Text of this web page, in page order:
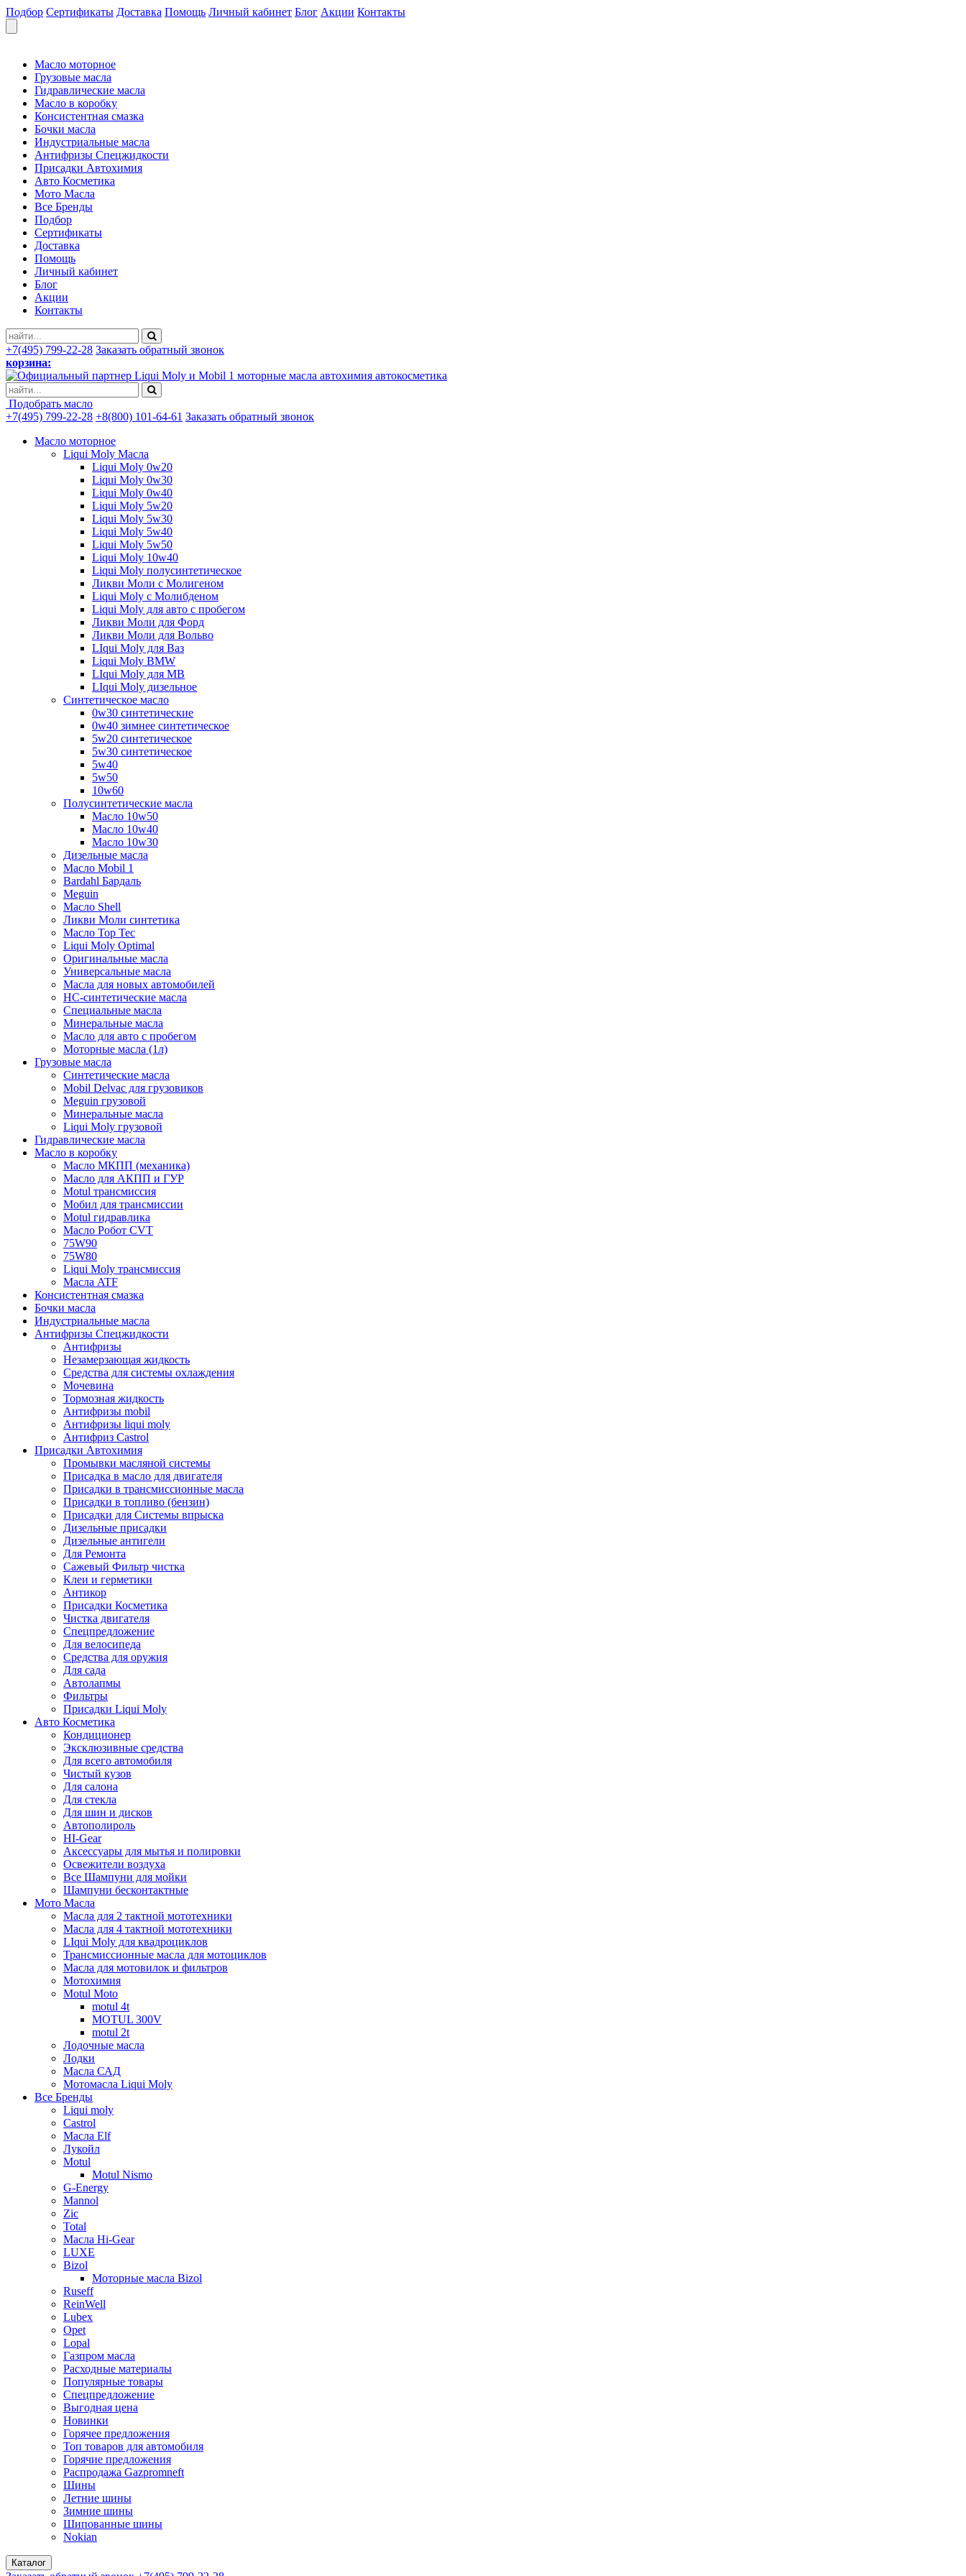
Подбор Сертификаты Доставка Помощь Личный кабинет Блог Акции Контакты
Масло моторное
Грузовые масла
Гидравлические масла
Масло в коробку
Консистентная смазка
Бочки масла
Индустриальные масла
Антифризы Спецжидкости
Присадки Автохимия
Авто Косметика
Мото Масла
Все Бренды
Подбор
Сертификаты
Доставка
Помощь
Личный кабинет
Блог
Акции
Контакты
+7(495) 799-22-28 Заказать обратный звонок
корзина:
моторные масла автохимия автокосметика
Подобрать масло
+7(495) 799-22-28 +8(800) 101-64-61 Заказать обратный звонок
Масло моторное
Liqui Moly Масла
Liqui Moly 0w20
Liqui Moly 0w30
Liqui Moly 0w40
Liqui Moly 5w20
Liqui Moly 5w30
Liqui Moly 5w40
Liqui Moly 5w50
Liqui Moly 10w40
Liqui Moly полусинтетическое
Ликви Моли с Молигеном
Liqui Moly с Молибденом
Liqui Moly для авто с пробегом
Ликви Моли для Форд
Ликви Моли для Вольво
LIqui Moly для Ваз
Liqui Moly BMW
LIqui Moly для MB
LIqui Moly дизельное
Синтетическое масло
0w30 синтетические
0w40 зимнее синтетическое
5w20 синтетическое
5w30 синтетическое
5w40
5w50
10w60
Полусинтетические масла
Масло 10w50
Масло 10w40
Масло 10w30
Дизельные масла
Масло Mobil 1
Bardahl Бардаль
Meguin
Масло Shell
Ликви Моли синтетика
Масло Top Tec
Liqui Moly Optimal
Оригинальные масла
Универсальные масла
Масла для новых автомобилей
HC-синтетические масла
Специальные масла
Минеральные масла
Масло для авто с пробегом
Моторные масла (1л)
Грузовые масла
Синтетические масла
Mobil Delvac для грузовиков
Meguin грузовой
Минеральные масла
Liqui Moly грузовой
Гидравлические масла
Масло в коробку
Масло МКПП (механика)
Масло для АКПП и ГУР
Motul трансмиссия
Мобил для трансмиссии
Motul гидравлика
Масло Робот CVT
75W90
75W80
Liqui Moly трансмиссия
Масла ATF
Консистентная смазка
Бочки масла
Индустриальные масла
Антифризы Спецжидкости
Антифризы
Незамерзающая жидкость
Средства для системы охлаждения
Мочевина
Тормозная жидкость
Антифризы mobil
Антифризы liqui moly
Антифриз Castrol
Присадки Автохимия
Промывки масляной системы
Присадка в масло для двигателя
Присадки в трансмиссионные масла
Присадки в топливо (бензин)
Присадки для Системы впрыска
Дизельные присадки
Дизельные антигели
Для Ремонта
Сажевый Фильтр чистка
Клеи и герметики
Антикор
Присадки Косметика
Чистка двигателя
Спецпредложение
Для велосипеда
Средства для оружия
Для сада
Автолапмы
Фильтры
Присадки Liqui Moly
Авто Косметика
Кондиционер
Эксклюзивные средства
Для всего автомобиля
Чистый кузов
Для салона
Для стекла
Для шин и дисков
Автополироль
HI-Gear
Аксессуары для мытья и полировки
Освежители воздуха
Все Шампуни для мойки
Шампуни бесконтактные
Мото Масла
Масла для 2 тактной мототехники
Масла для 4 тактной мототехники
LIqui Moly для квадроциклов
Трансмиссионные масла для мотоциклов
Масла для мотовилок и фильтров
Мотохимия
Motul Moto
motul 4t
MOTUL 300V
motul 2t
Лодочные масла
Лодки
Масла САД
Мотомасла Liqui Moly
Все Бренды
Liqui moly
Castrol
Масла Elf
Лукойл
Motul
Motul Nismo
G-Energy
Mannol
Zic
Total
Масла Hi-Gear
LUXE
Bizol
Моторные масла Bizol
Ruseff
ReinWell
Lubex
Opet
Lopal
Газпром масла
Расходные материалы
Популярные товары
Спецпредложение
Выгодная цена
Новинки
Горячее предложения
Топ товаров для автомобиля
Горячие предложения
Распродажа Gazpromneft
Шины
Летние шины
Зимние шины
Шипованные шины
Nokian
Каталог